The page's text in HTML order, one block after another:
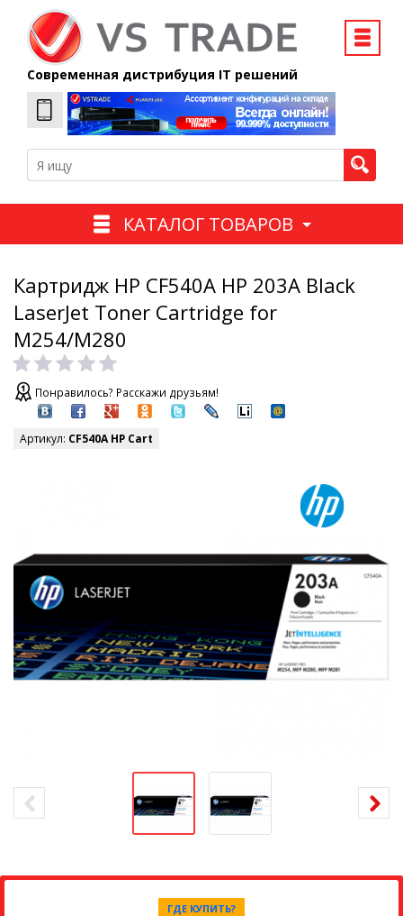
Современная дистрибуция IT решений
КАТАЛОГ ТОВАРОВ
Картридж HP CF540A HP 203A Black
LaserJet Toner Cartridge for
M254/M280
Понравилось? Расскажи друзьям!
Артикул: CF540A HP Cart
ГДЕ КУПИТЬ?